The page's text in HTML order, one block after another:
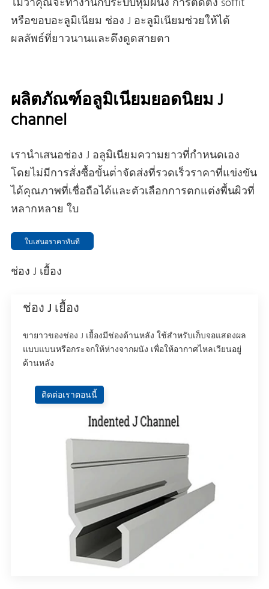
หรือขอบอะลูมิเนียม ช่อง J อะลูมิเนียมช่วยให้ได้
ผลลัพธ์ที่ยาวนานและดึงดูดสายตา
ผลิตภัณฑ์อลูมิเนียมยอดนิยม J
channel
เรานําเสนอช่อง J อลูมิเนียมความยาวที่กําหนดเอง
โดยไม่มีการสั่งซื้อขั้นต่ําจัดส่งที่รวดเร็วราคาที่แข่งขัน
ได้คุณภาพที่เชื่อถือได้และตัวเลือกการตกแต่งพื้นผิวที่
หลากหลาย ใบ
ใบเสนอราคาทันที
ช่อง J เยื้อง
ช่อง J เยื้อง
ขายาวของช่อง J เยื้องมีช่องด้านหลัง ใช้สําหรับเก็บจอแสดงผล
แบบแบนหรือกระจกให้ห่างจากผนัง เพื่อให้อากาศไหลเวียนอยู่
ด้านหลัง
ติดต่อเราตอนนี้